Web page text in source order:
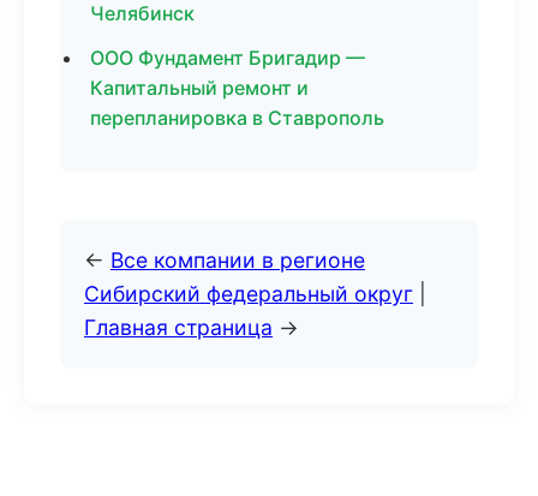
Челябинск
ООО Фундамент Бригадир —
Капитальный ремонт и
перепланировка в Ставрополь
← Все компании в регионе
Сибирский федеральный округ
Главная страница →